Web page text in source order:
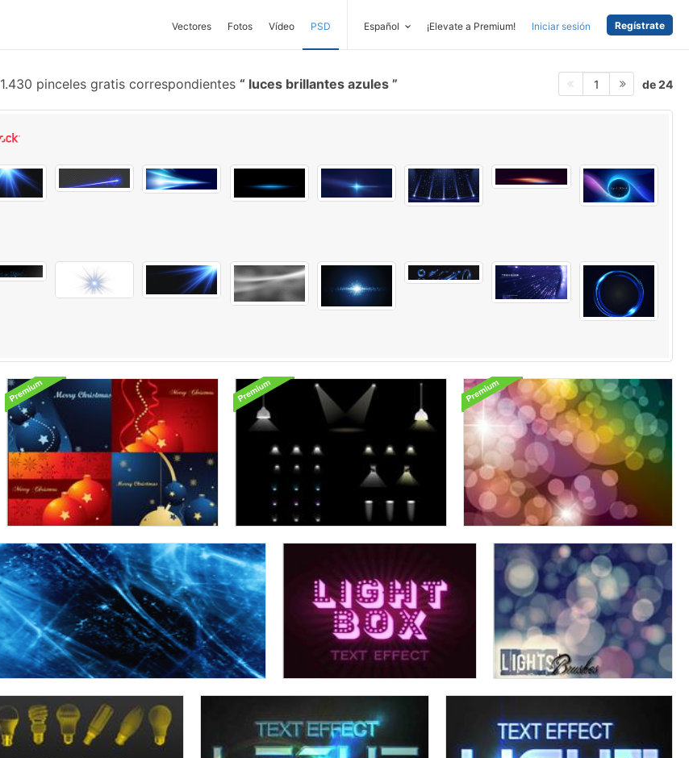
Vectores Fotos Vídeo PSD Español ¡Elevate a Premium! Iniciar sesión Regístrate
1.430 pinceles gratis correspondientes luces brillantes azules 1 de 24